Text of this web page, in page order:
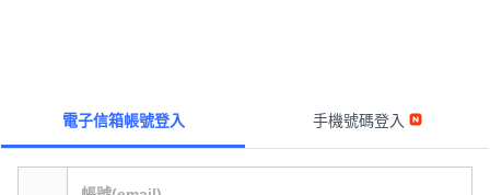
電子信箱帳號登入 手機號碼登入